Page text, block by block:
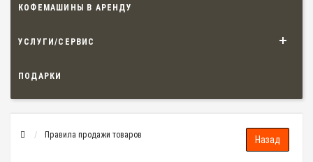
КОФЕМАШИНЫ В АРЕНДУ
УСЛУГИ/СЕРВИС
ПОДАРКИ
Правила продажи товаров